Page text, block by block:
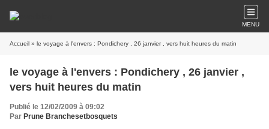
MENU
Accueil » le voyage à l'envers : Pondichery , 26 janvier , vers huit heures du matin
le voyage à l'envers : Pondichery , 26 janvier ,
vers huit heures du matin
Publié le 12/02/2009 à 09:02
Par Prune Branchesetbosquets